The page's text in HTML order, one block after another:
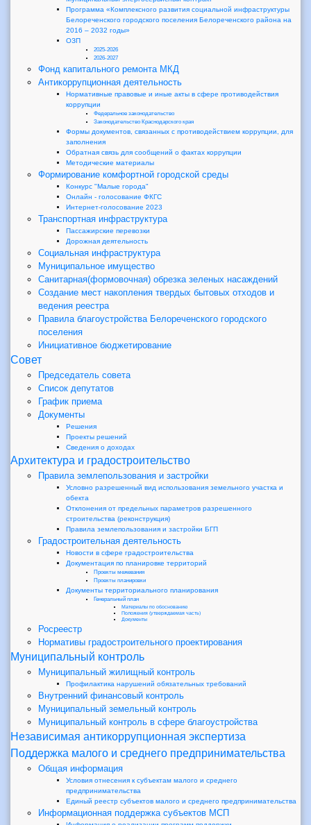
Программа «Комплексного развития социальной инфраструктуры
Белореченского городского поселения Белореченского района на
2016 – 2032 годы»
ОЗП
2025-2026
2026-2027
Фонд капитального ремонта МКД
Антикоррупционная деятельность
Нормативные правовые и иные акты в сфере противодействия
коррупции
Федеральное законодательство
Законодательство Краснодарского края
Формы документов, связанных с противодействием коррупции, для
заполнения
Обратная связь для сообщений о фактах коррупции
Методические материалы
Формирование комфортной городской среды
Конкурс "Малые города"
Онлайн - голосование ФКГС
Интернет-голосование 2023
Транспортная инфраструктура
Пассажирские перевозки
Дорожная деятельность
Социальная инфраструктура
Муниципальное имущество
Санитарная(формовочная) обрезка зеленых насаждений
Создание мест накопления твердых бытовых отходов и
ведения реестра
Правила благоустройства Белореченского городского
поселения
Инициативное бюджетирование
Совет
Председатель совета
Список депутатов
График приема
Документы
Решения
Проекты решений
Сведения о доходах
Архитектура и градостроительство
Правила землепользования и застройки
Условно разрешенный вид использования земельного участка и
обекта
Отклонения от предельных параметров разрешенного
строительства (реконструкция)
Правила землепользования и застройки БГП
Градостроительная деятельность
Новости в сфере градостроительства
Документация по планировке территорий
Проекты межевания
Проекты планировки
Документы территориального планирования
Генеральный план
Материалы по обоснованию
Положения (утверждаемая часть)
Документы
Росреестр
Нормативы градостроительного проектирования
Муниципальный контроль
Муниципальный жилищный контроль
Профилактика нарушений обязательных требований
Внутренний финансовый контроль
Муниципальный земельный контроль
Муниципальный контроль в сфере благоустройства
Независимая антикоррупционная экспертиза
Поддержка малого и среднего предпринимательства
Общая информация
Условия отнесения к субъектам малого и среднего
предпринимательства
Единый реестр субъектов малого и среднего предпринимательства
Информационная поддержка субъектов МСП